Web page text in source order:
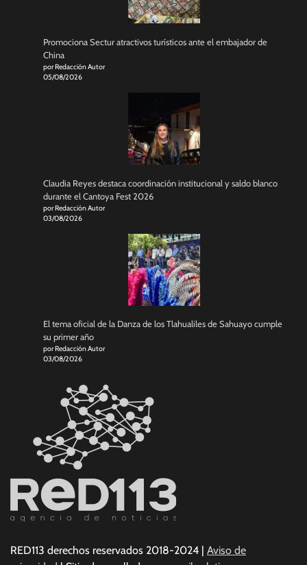
Promociona Sectur atractivos turísticos ante el embajador de
China
por Redacción Autor
05/08/2026
Claudia Reyes destaca coordinación institucional y saldo blanco
durante el Cantoya Fest 2026
por Redacción Autor
03/08/2026
El tema oficial de la Danza de los Tlahualiles de Sahuayo cumple
su primer año
por Redacción Autor
03/08/2026
RED113 derechos reservados 2018-2024 | Aviso de